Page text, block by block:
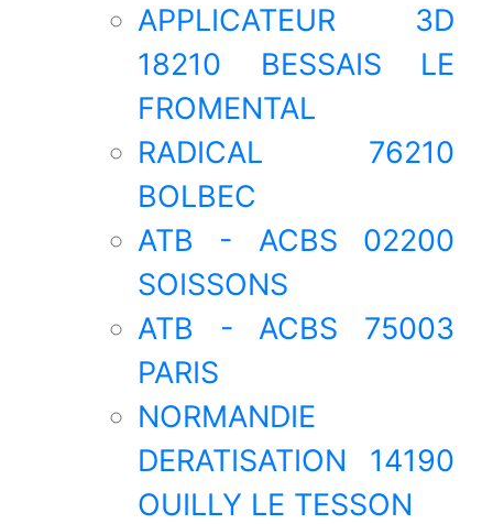
APPLICATEUR 3D
18210 BESSAIS LE
FROMENTAL
RADICAL 76210
BOLBEC
ATB - ACBS 02200
SOISSONS
ATB - ACBS 75003
PARIS
NORMANDIE
DERATISATION 14190
OUILLY LE TESSON